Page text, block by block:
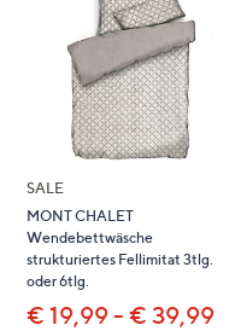
SALE
MONT CHALET
Wendebettwäsche
strukturiertes Fellimitat 3tlg.
oder 6tlg.
€ 19,99 - € 39,99